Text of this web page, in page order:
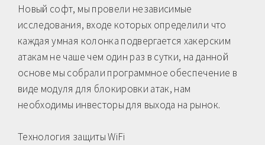
Новый софт, мы провели независимые
исследования, входе которых определили что
каждая умная колонка подвергается хакерским
атакам не чаше чем один раз в сутки, на данной
основе мы собрали программное обеспечение в
виде модуля для блокировки атак, нам
необходимы инвесторы для выхода на рынок.
Технология защиты WiFi